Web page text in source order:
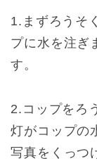
1.まずろうそ
プに水を注ぎ
す。
2.コップをろ
灯がコップの
写真をくっつ